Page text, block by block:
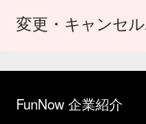
変更・キャンセ
FunNow 企業紹介